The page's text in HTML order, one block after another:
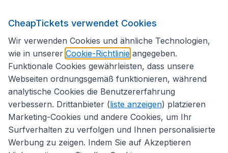
Folgen Sie uns:
CheapTickets verwendet Cookies
Wir verwenden Cookies und ähnliche Technologien,
wie in unserer Cookie-Richtlinie angegeben.
Funktionale Cookies gewährleisten, dass unsere
Webseiten ordnungsgemäß funktionieren, während
analytische Cookies die Benutzererfahrung
verbessern. Drittanbieter (liste anzeigen) platzieren
Marketing-Cookies und andere Cookies, um Ihr
Surfverhalten zu verfolgen und Ihnen personalisierte
Werbung zu zeigen. Indem Sie auf Akzeptieren